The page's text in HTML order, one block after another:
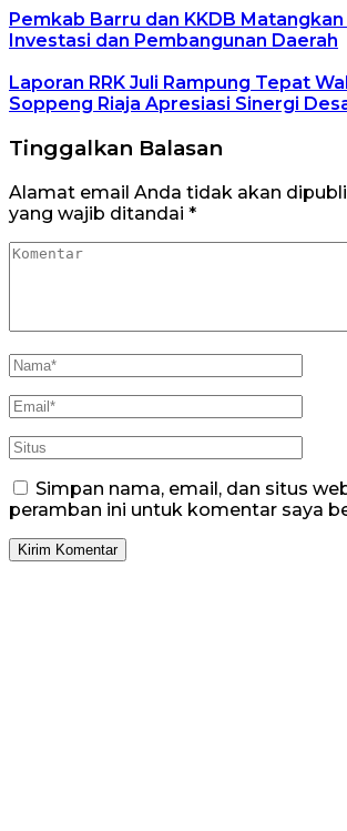
Pemkab Barru dan KKDB
Investasi dan Pembangunan Daerah
Laporan RRK Juli Rampung Tepat
Soppeng Riaja Apresiasi Sinergi
Tinggalkan Balasan
Alamat email Anda tidak akan
yang wajib ditandai *
Simpan nama, email, dan situs
peramban ini untuk komentar saya